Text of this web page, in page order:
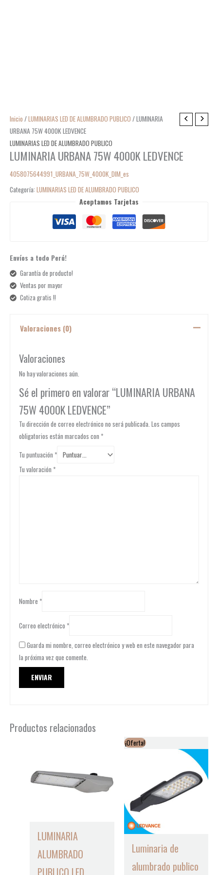
Inicio /LUMINARIAS LED DE ALUMBRADO PUBLICO / LUMINARIA
URBANA 75W 4000K LEDVENCE
LUMINARIAS LED DE ALUMBRADO PUBLICO
LUMINARIA URBANA 75W 4000K LEDVENCE
4058075644991_URBANA_75W_4000K_DIM_es
Categoría: LUMINARIAS LED DE ALUMBRADO PUBLICO
Aceptamos Tarjetas
Envíos a todo Perú!
Garantía de producto!
Ventas por mayor
Cotiza gratis !!
Valoraciones (0)
Valoraciones
No hay valoraciones aún.
Sé el primero en valorar “LUMINARIA URBANA
75W 4000K LEDVENCE”
Tu dirección de correo electrónico no será publicada. Los campos
obligatorios están marcados con *
Tu puntuación *
Tu valoración *
Nombre *
Correo electrónico *
Guarda mi nombre, correo electrónico y web en este navegador para
la próxima vez que comente.
Productos relacionados
LUMINARIA
ALUMBRADO
PUBLICO LED
¡Oferta!
Luminaria de
alumbrado publico